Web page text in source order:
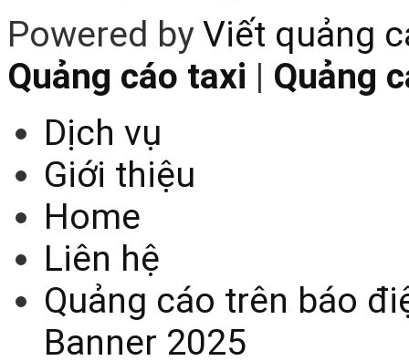
Powered byViết quảng
Quảng cáo taxi | Quảng
Dịch vụ
Giới thiệu
Home
Liên hệ
Quảng cáo trên báo
Banner 2025